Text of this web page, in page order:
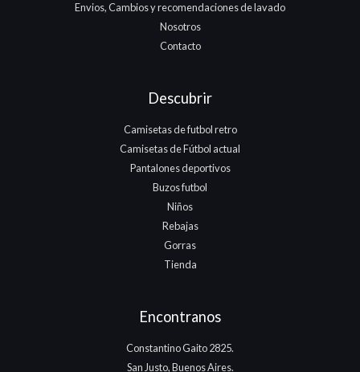
Envios, Cambios y recomendaciones de lavado
Nosotros
Contacto
Descubrir
Camisetas de futbol retro
Camisetas de Fútbol actual
Pantalones deportivos
Buzos futbol
Niños
Rebajas
Gorras
Tienda
Encontranos
Constantino Gaito 2825.
San Justo, Buenos Aires.